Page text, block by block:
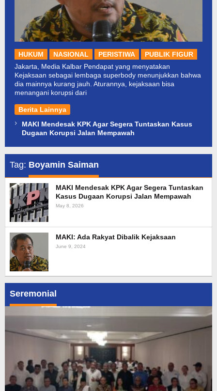
HUKUM NASIONAL PERISTIWA
PUBLIK FIGUR
Jakarta, Media Kalbar Pendapat yang menyatakan
Kejaksaan sebagai lembaga superbody menunjukkan bahwa
dia mainnya kurang jauh. Aturannya, kejaksaan bisa
menangani korupsi dari
Berita Lainnya
MAKI Mendesak KPK Agar Segera Tuntaskan Kasus
Dugaan Korupsi Jalan Mempawah
Seremonial
Tag: Boyamin Saiman
MAKI Mendesak KPK Agar Segera Tuntaskan
Kasus Dugaan Korupsi Jalan Mempawah
May 8, 2026
MAKI: Ada Rakyat Dibalik Kejaksaan
June 9, 2024